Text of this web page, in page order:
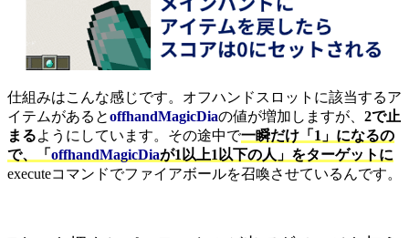
仕組みはこんな感じです。オフハンドスロットに該当するア
イテムがあるとoffhandMagicDiaの値が増加しますが、 2で止
まるようにしています。その途中で一瞬だけ「1」になるの
で、「 offhandMagicDiaが1以上1以下の人」をターゲットに
executeコマンドでファイアボールを召喚させているんです。